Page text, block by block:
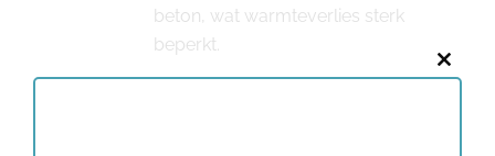
beton, wat warmteverlies sterk
beperkt.
Close